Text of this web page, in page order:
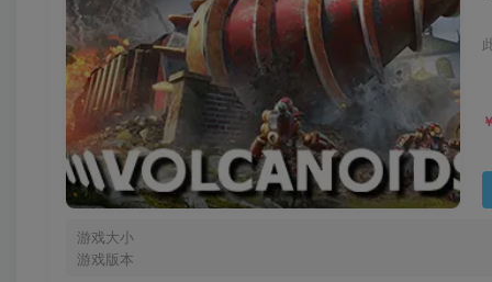
游戏大小
游戏版本